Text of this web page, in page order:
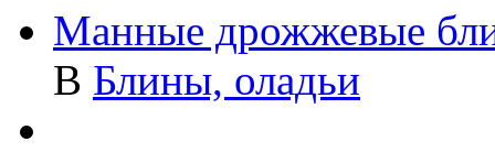
Манные дрожжевые
В Блины, оладьи